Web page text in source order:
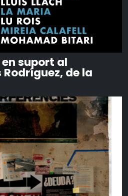
suport al
de la